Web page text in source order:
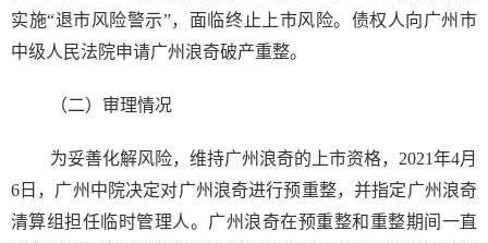
实施“退市风险警示”，面临终止上市风险。债权人向广州市
中级人民法院申请广州浪奇破产重整。
（二）审理情况
为妥善化解风险，维持广州浪奇的上市资格，2021年4月
6日，广州中院决定对广州浪奇进行预重整，并指定广州浪奇
清算组担任临时管理人。广州浪奇在预重整和重整期间一直